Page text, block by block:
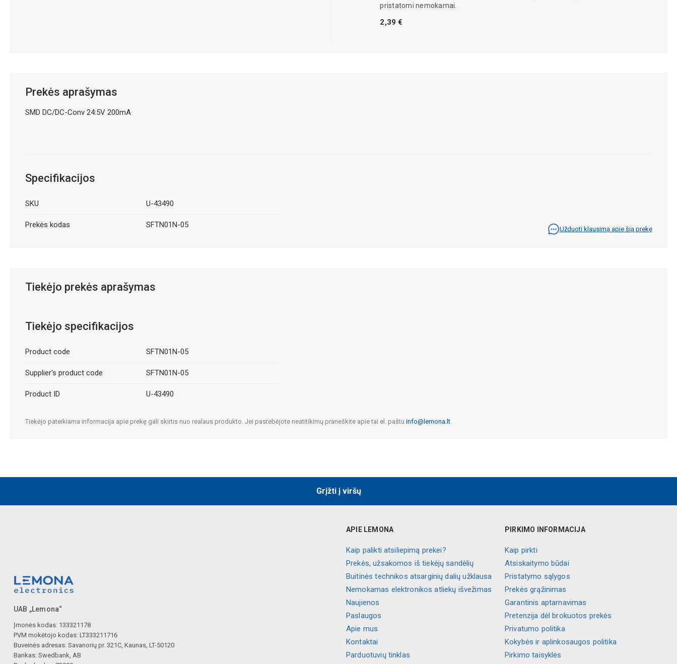
pristatomi nemokamai.
2,39 €
Prekės aprašymas
SMD DC/DC-Conv 24:5V 200mA
Specifikacijos
SKU U-43490
Prekės kodas SFTN01N-05 Užduoti klausimą apie šią prekę
Tiekėjo prekės aprašymas
Tiekėjo specifikacijos
Product code SFTN01N-05
Supplier's product code SFTN01N-05
Product ID U-43490
Tiekėjo pateikiama informacija apie prekę gali skirtis nuo realaus produkto. Jei pastebėjote neatitikimų praneškite apie tai el. paštu info@lemona.lt.
Grįžti į viršų
UAB „Lemona“
Įmonės kodas: 133321178
PVM mokėtojo kodas: LT333211716
Buveinės adresas: Savanorių pr. 321C, Kaunas, LT-50120
Bankas: Swedbank, AB
APIE LEMONA
Kaip palikti atsiliepimą prekei?
Prekės, užsakomos iš tiekėjų sandėlių
Buitinės technikos atsarginių dalių užklausa
Nemokamas elektronikos atliekų išvežimas
Naujienos
Paslaugos
Apie mus
Kontaktai
Parduotuvių tinklas
PIRKIMO INFORMACIJA
Kaip pirkti
Atsiskaitymo būdai
Pristatymo sąlygos
Prekės grąžinimas
Garantinis aptarnavimas
Pretenzija dėl brokuotos prekės
Privatumo politika
Kokybės ir aplinkosaugos politika
Pirkimo taisyklės